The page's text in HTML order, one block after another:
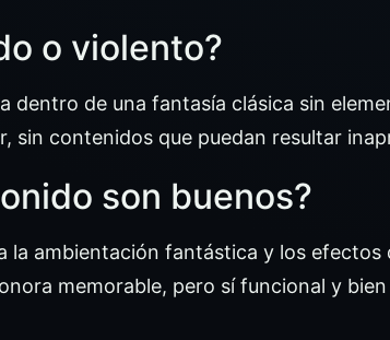
o violento?
dentro de una fantasía clásica sin
sin contenidos que puedan resultar
son buenos?
ambientación fantástica y los efectos
memorable, pero sí funcional y